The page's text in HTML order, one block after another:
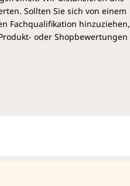
Sollten Sie sich von einem
Fachqualifikation hinzuziehen,
oder Shopbewertungen